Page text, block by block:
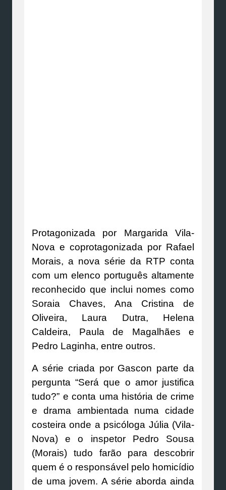
Protagonizada por Margarida Vila-
Nova e coprotagonizada por Rafael
Morais, a nova série da RTP conta
com um elenco português altamente
reconhecido que inclui nomes como
Soraia Chaves, Ana Cristina de
Oliveira, Laura Dutra, Helena
Caldeira, Paula de Magalhães e
Pedro Laginha, entre outros.
A série criada por Gascon parte da
pergunta “Será que o amor justifica
tudo?” e conta uma história de crime
e drama ambientada numa cidade
costeira onde a psicóloga Júlia (Vila-
Nova) e o inspetor Pedro Sousa
(Morais) tudo farão para descobrir
quem é o responsável pelo homicídio
de uma jovem. A série aborda ainda